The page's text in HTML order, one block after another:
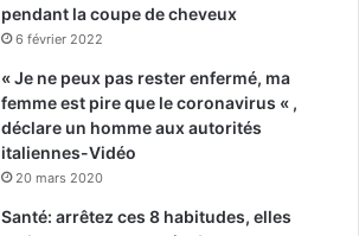
pendant la coupe de cheveux
6 février 2022
« Je ne peux pas rester enfermé, ma
femme est pire que le coronavirus « ,
déclare un homme aux autorités
italiennes-Vidéo
20 mars 2020
Santé: arrêtez ces 8 habitudes, elles